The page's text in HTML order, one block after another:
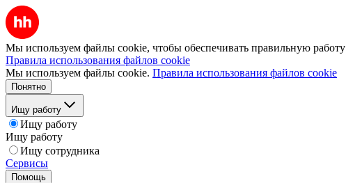
Мы используем файлы cookie, чтобы обеспечивать правильную работу
Правила использования файлов cookie
Мы используем файлы cookie. Правила использования файлов cookie
Понятно
Ищу работу
Ищу работу
Ищу работу
Ищу сотрудника
Сервисы
Помощь